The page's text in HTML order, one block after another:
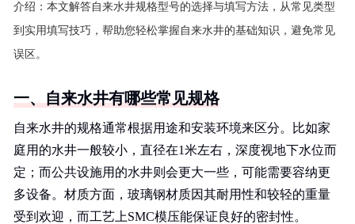
介绍： 本文解答自来水井规格型号的选择与填写方法，从常见类型
到实用填写技巧，帮助您轻松掌握自来水井的基础知识，避免常见
误区。
一、自来水井有哪些常见规格
自来水井的规格通常根据用途和安装环境来区分。比如家
庭用的水井一般较小，直径在1米左右，深度视地下水位而
定；而公共设施用的水井则会更大一些，可能需要容纳更
多设备。材质方面，玻璃钢材质因其耐用性和较轻的重量
受到欢迎，而工艺上SMC模压能保证良好的密封性。